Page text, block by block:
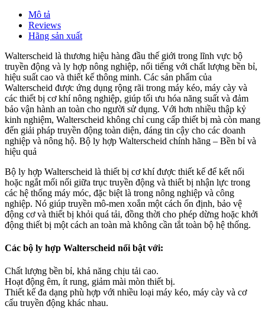
Mô tả
Reviews
Hãng sản xuất
Walterscheid là thương hiệu hàng đầu thế giới trong lĩnh vực bộ
truyền động và ly hợp nông nghiệp, nổi tiếng với chất lượng bền bỉ,
hiệu suất cao và thiết kế thông minh. Các sản phẩm của
Walterscheid được ứng dụng rộng rãi trong máy kéo, máy cày và
các thiết bị cơ khí nông nghiệp, giúp tối ưu hóa năng suất và đảm
bảo vận hành an toàn cho người sử dụng. Với hơn nhiều thập kỷ
kinh nghiệm, Walterscheid không chỉ cung cấp thiết bị mà còn mang
đến giải pháp truyền động toàn diện, đáng tin cậy cho các doanh
nghiệp và nông hộ. Bộ ly hợp Walterscheid chính hãng – Bền bỉ và
hiệu quả
Bộ ly hợp Walterscheid là thiết bị cơ khí được thiết kế để kết nối
hoặc ngắt mối nối giữa trục truyền động và thiết bị nhận lực trong
các hệ thống máy móc, đặc biệt là trong nông nghiệp và công
nghiệp. Nó giúp truyền mô-men xoắn một cách ổn định, bảo vệ
động cơ và thiết bị khỏi quá tải, đồng thời cho phép dừng hoặc khởi
động thiết bị một cách an toàn mà không cần tắt toàn bộ hệ thống.
Các bộ ly hợp Walterscheid nổi bật với:
Chất lượng bền bỉ, khả năng chịu tải cao.
Hoạt động êm, ít rung, giảm mài mòn thiết bị.
Thiết kế đa dạng phù hợp với nhiều loại máy kéo, máy cày và cơ
cấu truyền động khác nhau.